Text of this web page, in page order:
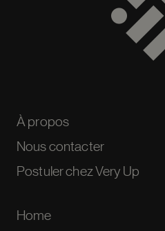
À propos
Nous contacter
Postuler chez Very Up
Home